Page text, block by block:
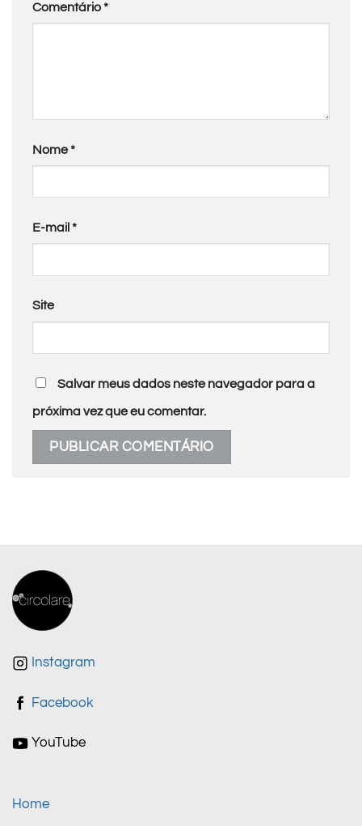
Comentário*
Nome*
E-mail *
Site
Salvar meus dados neste navegador para a
próxima vez que eu comentar.
Instagram
Facebook
YouTube
Home